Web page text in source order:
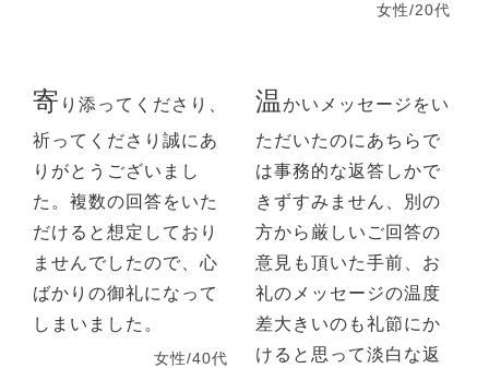
女性/20代
寄 り添ってくださり、
祈ってくださり誠にあ
りがとうございまし
た。複数の回答をいた
だけると想定しており
ませんでしたので、心
ばかりの御礼になって
しまいました。
女性/40代
温かいメッセージをい
ただいたのにあちらで
は事務的な返答しかで
きずすみません、別の
方から厳しいご回答の
意見も頂いた手前、お
礼のメッセージの温度
差大きいのも礼節にか
けると思って淡白な返